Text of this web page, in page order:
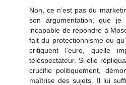
Non, ce n’est pas du
son argumentation, que
incapable de répondre à
fait du protectionnisme ou
critiquent l’euro, quelle
téléspectateur. Si elle
crucifie politiquement,
maîtrise des sujets. Il lui